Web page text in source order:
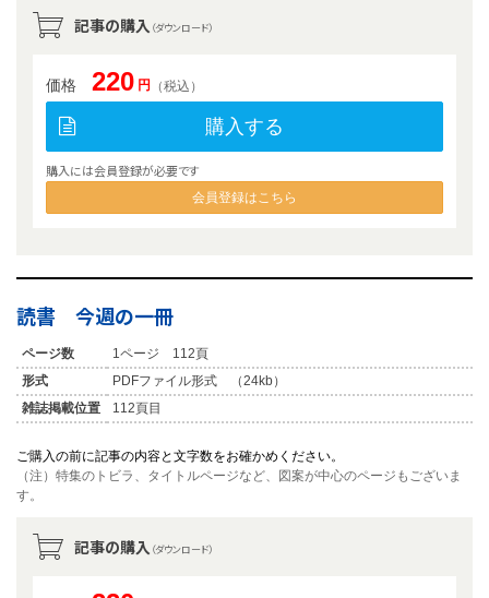
記事の購入 （ダウンロード）
価格 220 円 （税込）
購入する
購入には会員登録が必要です
会員登録はこちら
読書 今週の一冊
ページ数
1ページ 112頁
形式
PDFファイル形式 （24kb）
雑誌掲載位置
112頁目
ご購入の前に記事の内容と文字数をお確かめください。
（注）特集のトビラ、タイトルページなど、図案が中心のページもございま
す。
記事の購入 （ダウンロード）